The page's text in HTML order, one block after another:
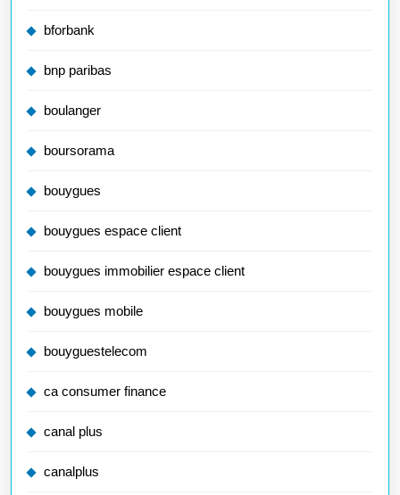
bforbank
bnp paribas
boulanger
boursorama
bouygues
bouygues espace client
bouygues immobilier espace client
bouygues mobile
bouyguestelecom
ca consumer finance
canal plus
canalplus